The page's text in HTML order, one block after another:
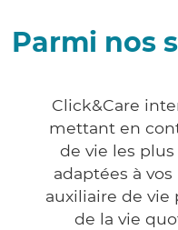
Parmi nos
Click&Care
mettant en
de vie les
adaptées à
auxiliaire de vie
de la vie